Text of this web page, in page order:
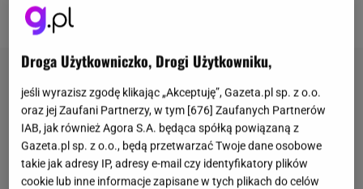
którego mogą zaznać goście.
Droga Użytkowniczko, Drogi Użytkowniku,
jeśli wyrazisz zgodę klikając „Akceptuję”, Gazeta.pl sp. z o.o.
oraz jej Zaufani Partnerzy, w tym [676] Zaufanych Partnerów
IAB, jak również Agora S.A. będąca spółką powiązaną z
Gazeta.pl sp. z o.o., będą przetwarzać Twoje dane osobowe
takie jak adresy IP, adresy e-mail czy identyfikatory plików
cookie lub inne informacje zapisane w tych plikach do celów